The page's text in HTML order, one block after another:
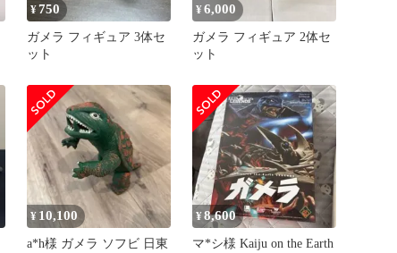
¥750
ガメラ フィギュア 3体セ
ット
¥6,000
ガメラ フィギュア 2体セ
ット
¥ 10,100
a*h様 ガメラ ソフビ 日東
¥8,600
マ*シ様 Kaiju on the Earth